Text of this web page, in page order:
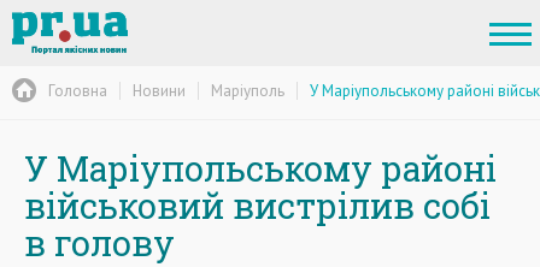
Головна Новини Маріуполь У Маріупольському районі
У Маріупольському районі
військовий вистрілив собі
в голову